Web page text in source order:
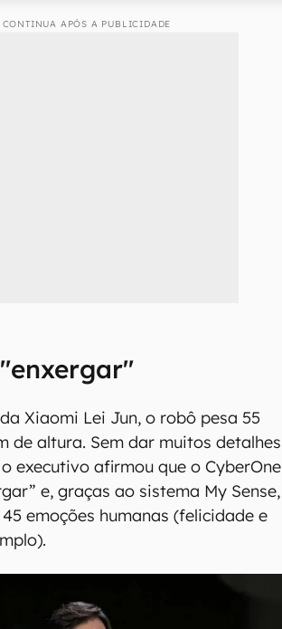
CONTINUA APÓS A PUBLICIDADE
Xiaomi Lei Jun, o robô pesa 55
de altura. Sem dar muitos detalhes
executivo afirmou que o CyberOne
e, graças ao sistema My Sense,
emoções humanas (felicidade e